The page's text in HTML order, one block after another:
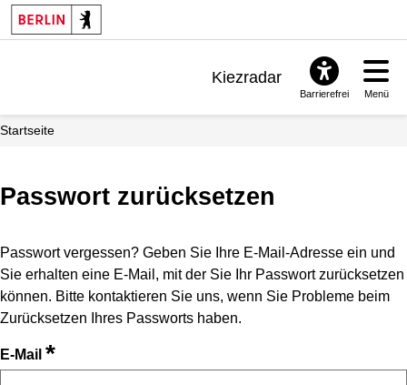
Kiezradar
Barrierefrei Menü
Startseite
Passwort zurücksetzen
Passwort vergessen? Geben Sie Ihre E-Mail-Adresse ein und
Sie erhalten eine E-Mail, mit der Sie Ihr Passwort zurücksetzen
können. Bitte kontaktieren Sie uns, wenn Sie Probleme beim
Zurücksetzen Ihres Passworts haben.
E-Mail *